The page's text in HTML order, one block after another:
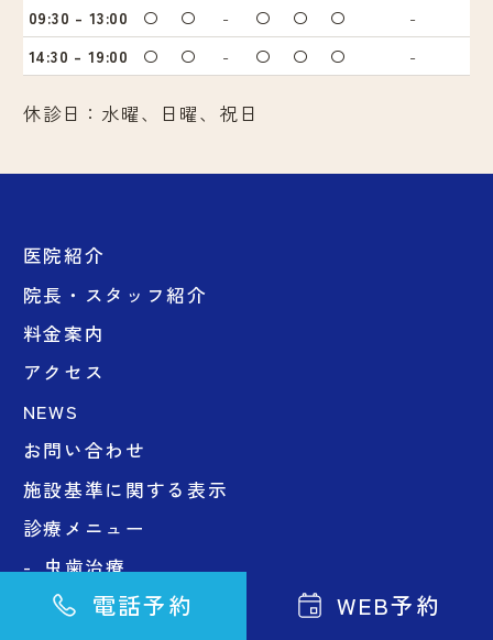
電話予約 WEB予約
09:30 - 13:00
〇 〇 - 〇 〇 〇
-
14:30 - 19:00
〇 〇 - 〇 〇 〇 -
休診日：水曜、日曜、祝日
医院紹介
院長・スタッフ紹介
料金案内
アクセス
NEWS
お問い合わせ
施設基準に関する表示
診療メニュー
虫歯治療
歯周病